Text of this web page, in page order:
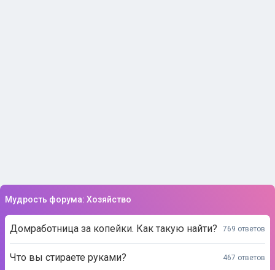
Мудрость форума: Хозяйство
Домработница за копейки. Как такую найти? 769 ответов
Что вы стираете руками? 467 ответов